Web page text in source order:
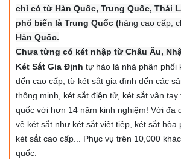
chỉ có từ Hàn Quốc, Trung Quốc, Thái
phổ biến là Trung Quốc (hàng cao cấp,
Hàn Quốc.
Chưa từng có két nhập từ Châu Âu,
Két Sắt Gia Định tự hào là nhà phân phối
đến cao cấp, từ két sắt gia đình đến các
thông minh, két sắt điện tử, két sắt vân tay
quốc với hơn 14 năm kinh nghiệm! Với đa
về két sắt như két sắt việt tiệp, két sắt hòa
két sắt cao cấp... Phục vụ trên 10,000
quốc.